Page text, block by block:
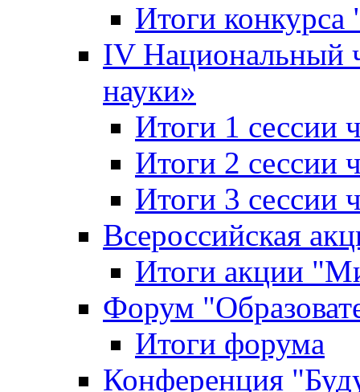
Итоги
IV
науки»
Итоги 1 сессии
Итоги 2 сессии
Итоги 3 сессии
Всероссийская
Итоги акции
Форум
Итоги форума
Конференция